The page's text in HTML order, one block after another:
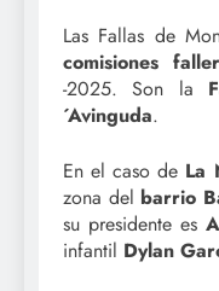
Las Fallas de
comisiones
-2025. Son la
´Avinguda.
En el caso de La
zona del barrio
su presidente es
infantil Dylan